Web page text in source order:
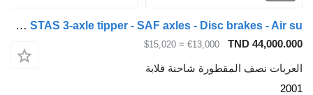
Stas SAF - DISC STAS 3-axle tipper - SAF axles - Disc brakes - Air su
TND 44,000.000
€13,000
≈ $15,020
العربات نصف المقطورة شاحنة قلابة
2001